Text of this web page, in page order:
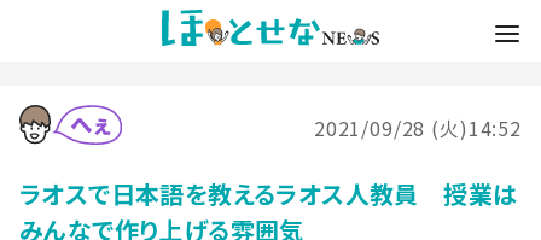
2021/09/28 (火)14:52
ラオスで日本語を教えるラオス人教員 授業は
みんなで作り上げる雰囲気